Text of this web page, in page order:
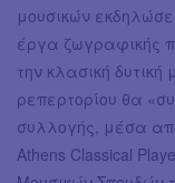
μουσικών
έργα ζωγραφικής
την κλασική
ρεπερτορίου θα
συλλογής, μέσα
Athens Classical